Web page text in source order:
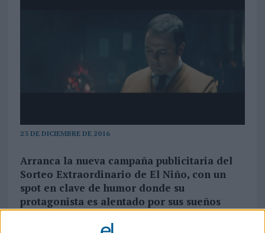
23 DE DICIEMBRE DE 2016
Arranca la nueva campaña publicitaria del
Sorteo Extraordinario de El Niño, con un
spot en clave de humor donde su
protagonista es alentado por sus sueños
perdidos